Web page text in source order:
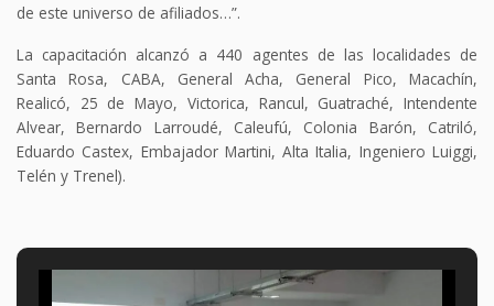
de este universo de afiliados…”.
La capacitación alcanzó a 440 agentes de las localidades de
Santa Rosa, CABA, General Acha, General Pico, Macachín,
Realicó, 25 de Mayo, Victorica, Rancul, Guatraché, Intendente
Alvear, Bernardo Larroudé, Caleufú, Colonia Barón, Catriló,
Eduardo Castex, Embajador Martini, Alta Italia, Ingeniero Luiggi,
Telén y Trenel).